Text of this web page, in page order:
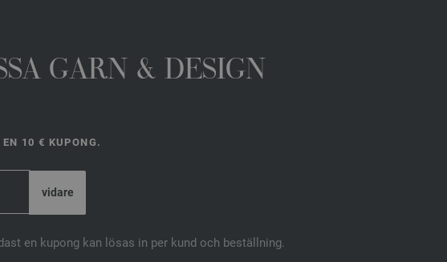
GARN & DESIGN
10 € KUPONG.
en kupong kan lösas in per kund och beställning.